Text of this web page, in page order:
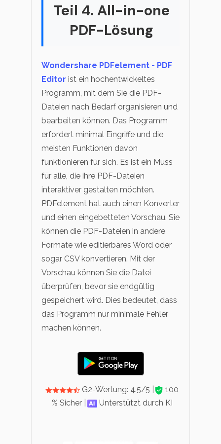
Teil 4. All-in-one
PDF-Lösung
Wondershare PDFelement - PDF
Editor ist ein hochentwickeltes
Programm, mit dem Sie die PDF-
Dateien nach Bedarf organisieren und
bearbeiten können. Das Programm
erfordert minimal Eingriffe und die
meisten Funktionen davon
funktionieren für sich. Es ist ein Muss
für alle, die ihre PDF-Dateien
interaktiver gestalten möchten.
PDFelement hat auch einen Konverter
und einen eingebetteten Vorschau. Sie
können die PDF-Dateien in andere
Formate wie editierbares Word oder
sogar CSV konvertieren. Mit der
Vorschau können Sie die Datei
überprüfen, bevor sie endgültig
gespeichert wird. Dies bedeutet, dass
das Programm nur minimale Fehler
machen können.
G2-Wertung: 4.5/5 |
100
% Sicher |
Unterstützt durch KI